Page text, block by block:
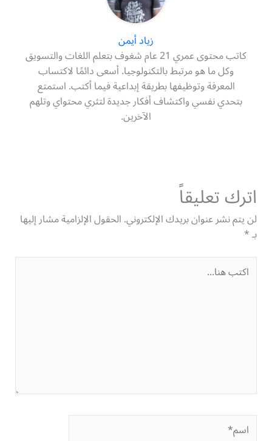
زياد أيمن
كاتب محتوى عمري 21 عام شغوف بتعلم اللغات والتسويق
وكل ما هو مرتبط بالتكنولوجيا. أسعى دائمًا لاكتساب
المعرفة وتوظيفها بطريقة إبداعية فيما أكتب. استمتع
بتحدي نفسي واكتشاف أفكار جديدة لتثري محتواي وتلهم
الآخرين.
اترك تعليقاً
لن يتم نشر عنوان بريدك الإلكتروني.الحقول الإلزامية مشار إليها
بـ*
اكتب
هنا...
اسم*